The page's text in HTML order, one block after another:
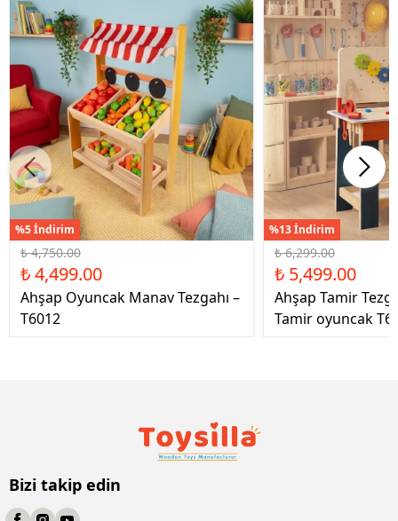
%5 İndirim
₺ 4,750.00
₺ 4,499.00
Ahşap Oyuncak Manav Tezgahı –
T6012
%13 İndirim
₺ 6,299.00
₺ 5,499.00
Ahşap Tamir
Tamir oyuncak
Bizi takip edin